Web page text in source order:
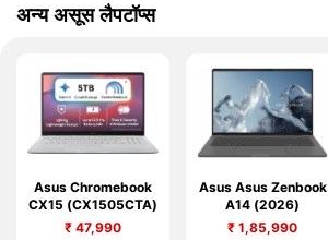
अन्य असूस लैपटॉप्स
Asus Chromebook
CX15 (CX1505CTA)
₹ 47,990
Asus Asus Zenbook
A14 (2026)
₹ 1,85,990